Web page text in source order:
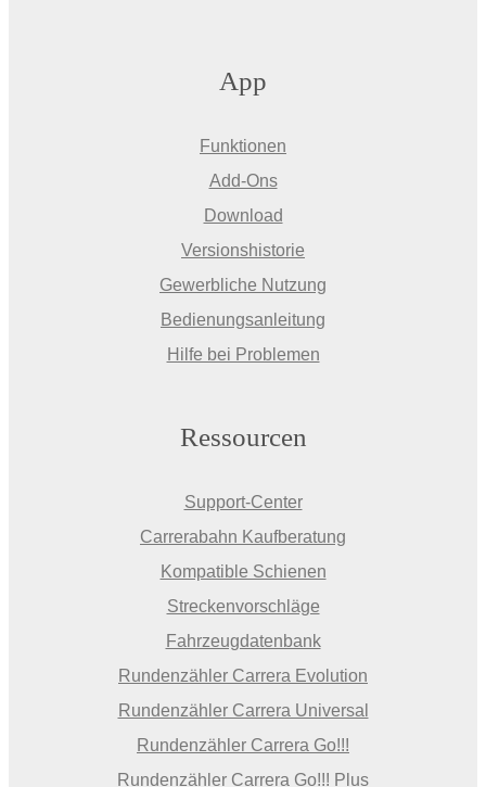
App
Funktionen
Add-Ons
Download
Versionshistorie
Gewerbliche Nutzung
Bedienungsanleitung
Hilfe bei Problemen
Ressourcen
Support-Center
Carrerabahn Kaufberatung
Kompatible Schienen
Streckenvorschläge
Fahrzeugdatenbank
Rundenzähler Carrera Evolution
Rundenzähler Carrera Universal
Rundenzähler Carrera Go!!!
Rundenzähler Carrera Go!!! Plus